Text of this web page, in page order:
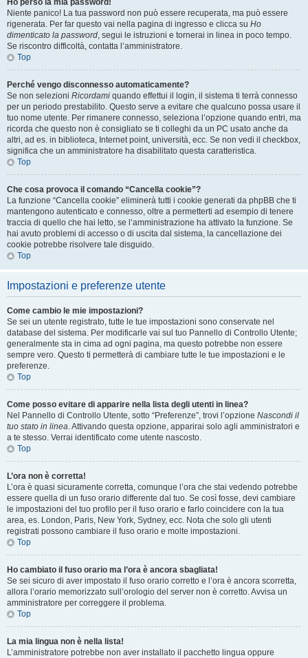
Ho perso la mia password!
Niente panico! La tua password non può essere recuperata, ma può essere
rigenerata. Per far questo vai nella pagina di ingresso e clicca su Ho
dimenticato la password, segui le istruzioni e tornerai in linea in poco tempo.
Se riscontro difficoltà, contatta l’amministratore.
Top
Perché vengo disconnesso automaticamente?
Se non selezioni Ricordami quando effettui il login, il sistema ti terrà connesso
per un periodo prestabilito. Questo serve a evitare che qualcuno possa usare il
tuo nome utente. Per rimanere connesso, seleziona l’opzione quando entri, ma
ricorda che questo non è consigliato se ti colleghi da un PC usato anche da
altri, ad es. in biblioteca, Internet point, università, ecc. Se non vedi il checkbox,
significa che un amministratore ha disabilitato questa caratteristica.
Top
Che cosa provoca il comando “Cancella cookie”?
La funzione “Cancella cookie” eliminerà tutti i cookie generati da phpBB che ti
mantengono autenticato e connesso, oltre a permetterti ad esempio di tenere
traccia di quello che hai letto, se l’amministrazione ha attivato la funzione. Se
hai avuto problemi di accesso o di uscita dal sistema, la cancellazione dei
cookie potrebbe risolvere tale disguido.
Top
Impostazioni e preferenze utente
Come cambio le mie impostazioni?
Se sei un utente registrato, tutte le tue impostazioni sono conservate nel
database del sistema. Per modificarle vai sul tuo Pannello di Controllo Utente;
generalmente sta in cima ad ogni pagina, ma questo potrebbe non essere
sempre vero. Questo ti permetterà di cambiare tutte le tue impostazioni e le
preferenze.
Top
Come posso evitare di apparire nella lista degli utenti in linea?
Nel Pannello di Controllo Utente, sotto “Preferenze”, trovi l’opzione Nascondi il
tuo stato in linea. Attivando questa opzione, apparirai solo agli amministratori e
a te stesso. Verrai identificato come utente nascosto.
Top
L’ora non è corretta!
L’ora è quasi sicuramente corretta, comunque l’ora che stai vedendo potrebbe
essere quella di un fuso orario differente dal tuo. Se così fosse, devi cambiare
le impostazioni del tuo profilo per il fuso orario e farlo coincidere con la tua
area, es. London, Paris, New York, Sydney, ecc. Nota che solo gli utenti
registrati possono cambiare il fuso orario e molte impostazioni.
Top
Ho cambiato il fuso orario ma l’ora è ancora sbagliata!
Se sei sicuro di aver impostato il fuso orario corretto e l’ora è ancora scorretta,
allora l’orario memorizzato sull’orologio del server non è corretto. Avvisa un
amministratore per correggere il problema.
Top
La mia lingua non è nella lista!
L’amministratore potrebbe non aver installato il pacchetto lingua oppure